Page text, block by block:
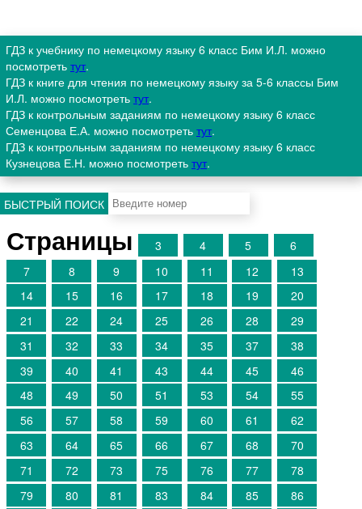
ГДЗ к учебнику по немецкому языку 6 класс Бим И.Л. можно
посмотреть тут.
ГДЗ к книге для чтения по немецкому языку за 5-6 классы Бим
И.Л. можно посмотреть тут.
ГДЗ к контрольным заданиям по немецкому языку 6 класс
Семенцова Е.А. можно посмотреть тут.
ГДЗ к контрольным заданиям по немецкому языку 6 класс
Кузнецова Е.Н. можно посмотреть тут.
БЫСТРЫЙ ПОИСК
Страницы 3 4 5
6
7
8 9 10 11 12
13
14
15 16 17 18 19
20
21
22 24 25 26 28
29
31
32 33 34 35 37
38
39
40 41 43 44 45
46
48
49 50 51 53 54
55
56
57 58 59 60 61
62
63
64 65 66 67 68
70
71
72 73 75 76 77
78
79
80 81 83 84 85 86